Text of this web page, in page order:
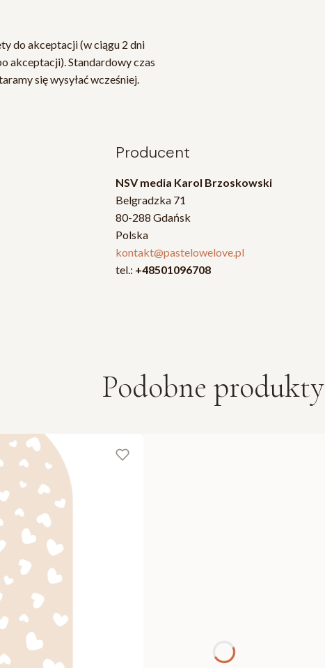
do akceptacji (w ciągu 2 dni
akceptacji). Standardowy czas
się wysyłać wcześniej.
Producent
NSV media Karol Brzoskowski
Belgradzka 71
80-288 Gdańsk
Polska
kontakt@pastelowelove.pl
tel.: +48501096708
Podobne produkty